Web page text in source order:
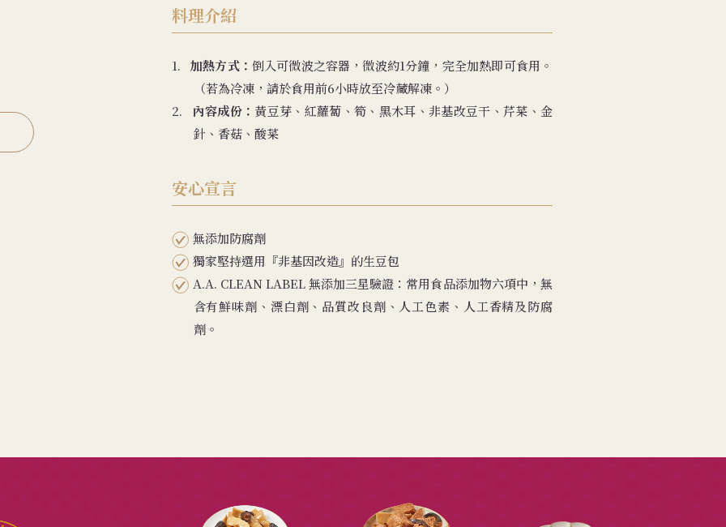
料理介紹
1.加熱方式： 倒入可微波之容器，微波約1分鐘，完全加熱即可食用。
（若為冷凍，請於食用前6小時放至冷藏解凍。）
2. 內容成份：黃豆芽、紅蘿蔔、筍、黑木耳、非基改豆干、芹菜、金
針、香菇、酸菜
安心宣言
無添加防腐劑
獨家堅持選用『非基因改造』的生豆包
A.A. CLEAN LABEL 無添加三星驗證：常用食品添加物六項中，無
含有鮮味劑、漂白劑、品質改良劑、人工色素、人工香精及防腐
劑。